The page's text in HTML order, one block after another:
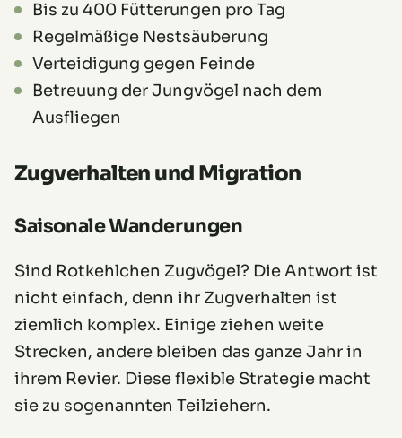
Bis zu 400 Fütterungen pro Tag
Regelmäßige Nestsäuberung
Verteidigung gegen Feinde
Betreuung der Jungvögel nach dem
Ausfliegen
Zugverhalten und Migration
Saisonale Wanderungen
Sind Rotkehlchen Zugvögel? Die Antwort ist
nicht einfach, denn ihr Zugverhalten ist
ziemlich komplex. Einige ziehen weite
Strecken, andere bleiben das ganze Jahr in
ihrem Revier. Diese flexible Strategie macht
sie zu sogenannten Teilziehern.